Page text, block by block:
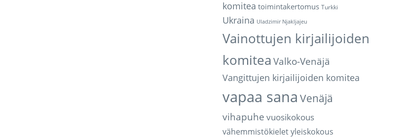
komitea toimintakertomus Turkki
Ukraina Uladzimir Njakljajeu
Vainottujen kirjailijoiden
komitea Valko-Venäjä
Vangittujen kirjailijoiden komitea
vapaa sana Venäjä
vihapuhe vuosikokous
vähemmistökieletyleiskokous